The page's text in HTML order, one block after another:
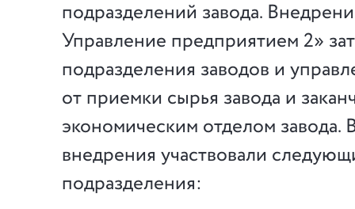
подразделений завода.
Управление предприятием 2»
подразделения заводов и
от приемки сырья завода и
экономическим отделом завода.
внедрения участвовали
подразделения: